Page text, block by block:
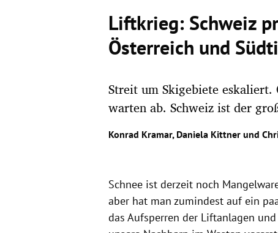
Liftkrieg: Schweiz
Österreich und
Streit um Skigebiete
warten ab. Schweiz ist der
Konrad Kramar, Daniela Kittnerund
Schnee ist derzeit noch
aber hat man zumindest auf ein
das Aufsperren der Liftanlagen